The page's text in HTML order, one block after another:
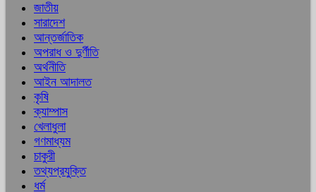
জাতীয়
সারাদেশ
আন্তর্জাতিক
অপরাধ ও দুর্ণীতি
অর্থনীতি
আইন আদালত
কৃষি
ক্যাম্পাস
খেলাধুলা
গণমাধ্যম
চাকুরী
তথ্যপ্রযুক্তি
ধর্ম